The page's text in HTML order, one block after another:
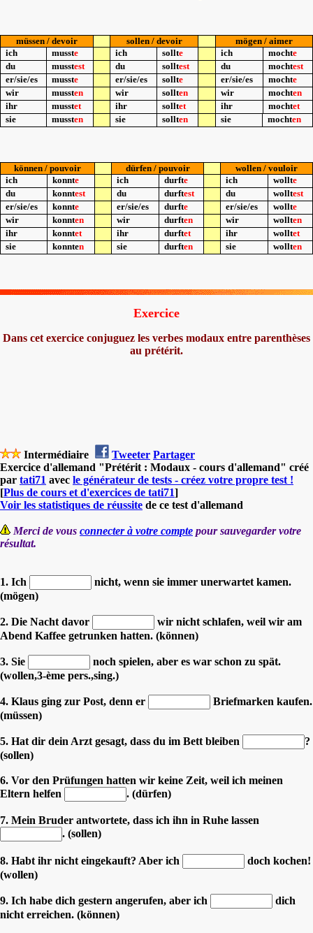
müssen / devoir sollen / devoir
mögen / aimer
ich
musste ich sollte ich mochte
du
musstest du solltest du mochtest
er/sie/es
musste er/sie/es sollte er/sie/es mochte
wir
mussten wir sollten wir mochten
ihr
musstet ihr solltet ihr mochtet
sie
mussten sie sollten sie mochten
können / pouvoir dürfen / pouvoir
wollen / vouloir
ich
konnte ich durfte ich wollte
du
konntest du durftest du wolltest
er/sie/es
konnte er/sie/es durfte er/sie/es wollte
wir
konnten wir durften wir wollten
ihr
konntet ihr durftet ihr wolltet
sie
konnten sie durften sie wollten
Exercice
Dans cet exercice conjuguez les verbes modaux entre parenthèses
au prétérit.
Intermédiaire Tweeter Partager
Exercice d'allemand "Prétérit : Modaux - cours d'allemand" créé
par tati71 avec le générateur de tests - créez votre propre test !
[Plus de cours et d'exercices de tati71]
Voir les statistiques de réussite de ce test d'allemand
Merci de vous connecter à votre compte pour sauvegarder votre
résultat.
1. Ich
nicht, wenn sie immer unerwartet kamen.
(mögen)
2. Die Nacht davor
wir nicht schlafen, weil wir am
Abend Kaffee getrunken hatten. (können)
3. Sie
noch spielen, aber es war schon zu spät.
(wollen,3-ème pers.,sing.)
4. Klaus ging zur Post, denn er
Briefmarken kaufen.
(müssen)
5. Hat dir dein Arzt gesagt, dass du im Bett bleiben
?
(sollen)
6. Vor den Prüfungen hatten wir keine Zeit, weil ich meinen
Eltern helfen
. (dürfen)
7. Mein Bruder antwortete, dass ich ihn in Ruhe lassen
. (sollen)
8. Habt ihr nicht eingekauft? Aber ich
doch kochen!
(wollen)
9. Ich habe dich gestern angerufen, aber ich
dich
nicht erreichen. (können)